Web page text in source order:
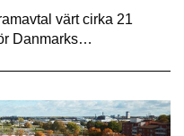
värt cirka 21
Danmarks…